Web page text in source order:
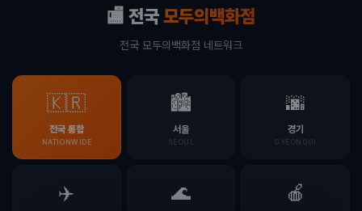
🏬 전국모두의백화점
전국 모두의백화점 네트워크
🇰🇷
전국 통합
NATIONWIDE
🏙️
서울
SEOUL
🌆
경기
GYEONGGI
✈️ 🌊 🍎